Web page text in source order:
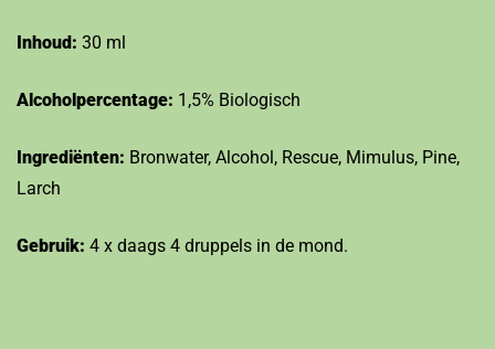
Inhoud: 30 ml
Alcoholpercentage: 1,5% Biologisch
Ingrediënten: Bronwater, Alcohol, Rescue, Mimulus, Pine,
Larch
Gebruik: 4 x daags 4 druppels in de mond.